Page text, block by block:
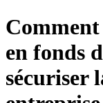
en fonds
sécuriser